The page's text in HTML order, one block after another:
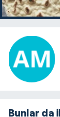
Bunlar da